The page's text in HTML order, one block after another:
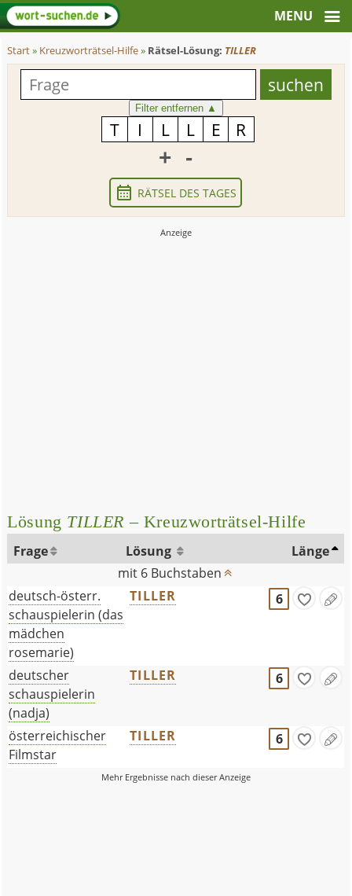
Start» Kreuzworträtsel-Hilfe» Rätsel-Lösung: TILLER
Filter entfernen ▲
+ -
RÄTSEL DES TAGES
Lösung TILLER – Kreuzworträtsel-Hilfe
Frage Lösung
Länge
mit 6 Buchstaben
deutsch-österr.
schauspielerin (das
mädchen
rosemarie)
TILLER 6
deutscher
schauspielerin
(nadja)
TILLER 6
österreichischer
Filmstar
TILLER 6